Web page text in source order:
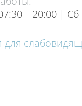
|
для